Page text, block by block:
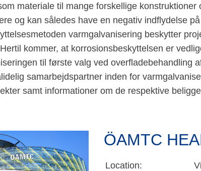
materiale til mange forskellige
og kan således have en negativ indflydelse
varmgalvanisering beskytter
kommer, at korrosionsbeskyttelsen er
til første valg ved overfladebehandling
samarbejdspartner inden for
samt informationer om de respektive
ÖAMTC
Location: